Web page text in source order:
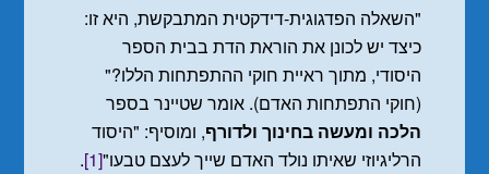
"השאלה הפדגוגית-דידקטית המתבקשת, היא זו:
כיצד יש לכונן את הוראת הדת בבית הספר
היסודי, מתוך ראיית חוקי ההתפתחות הללו?"
(חוקי התפתחות האדם). אומר שטיינר בספר
הלכה ומעשה בחינוך ולדורף, ומוסיף: "היסוד
הרליגיוזי שאיתו נולד האדם שייך לעצם טבעו"[1]
.